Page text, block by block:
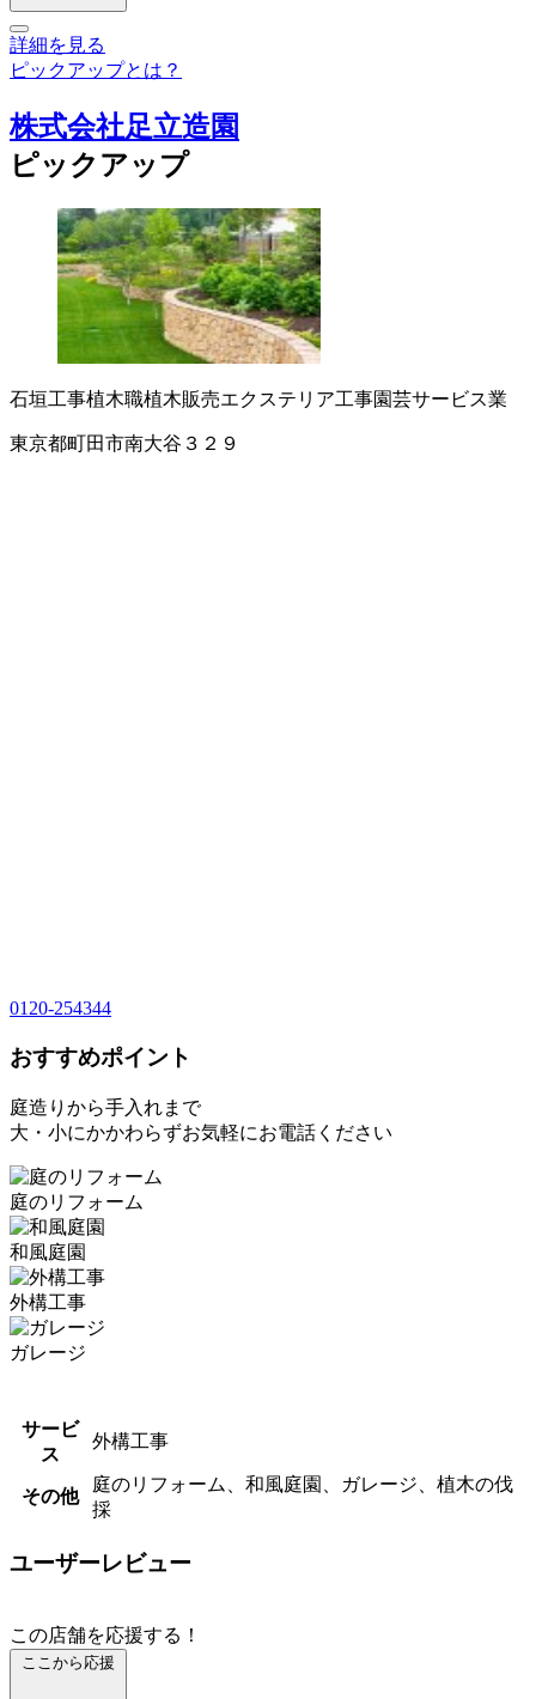
詳細を見る
ピックアップとは？
株式会社足立造園
ピックアップ
石垣工事植木職植木販売エクステリア工事園芸サービス業
東京都町田市南大谷３２９
0120-254344
おすすめポイント
庭造りから手入れまで
大・小にかかわらずお気軽にお電話ください
庭のリフォーム
和風庭園
外構工事
ガレージ
サービ
ス
外構工事
その他
庭のリフォーム、和風庭園、ガレージ、植木の伐
採
ユーザーレビュー
この店舗を応援する！
ここから応援